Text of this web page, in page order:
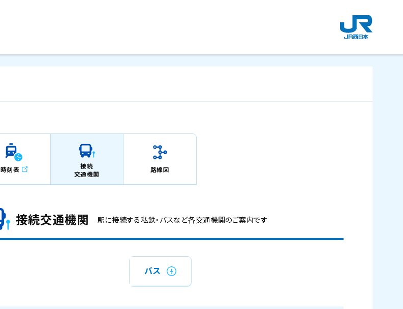
新
規
ウ
イ
時刻表
接続
交通機関
路線図
接続交通機関 駅に接続する私鉄・バスなど各交通機関のご案内です
バス